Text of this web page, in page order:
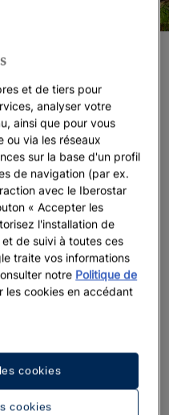
: vos vacances
hôtels
au hasard lorsqu’il s’agit
pensons à tout : des
un service chaleureux et
avec les océans. Le
pour la vie.Nous
le moment présent,
qui entourent nos
futures puissent aussi en
et de tiers pour
analyser votre
ainsi que pour vous
ou via les réseaux
sur la base d'un profil
de navigation (par ex.
avec le Iberostar
« Accepter les
l'installation de
de suivi à toutes ces
traite vos informations
notre Politique de
les cookies en accédant
cookies
cookies